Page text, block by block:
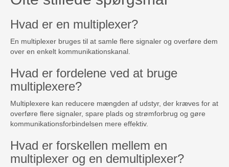
Hvad er en multiplexer?
En multiplexer bruges til at samle flere signaler og overføre dem
over en enkelt kommunikationskanal.
Hvad er fordelene ved at bruge
multiplexere?
Multiplexere kan reducere mængden af ​​udstyr, der kræves for at
overføre flere signaler, spare plads og strømforbrug og gøre
kommunikationsforbindelsen mere effektiv.
Hvad er forskellen mellem en
multiplexer og en demultiplexer?